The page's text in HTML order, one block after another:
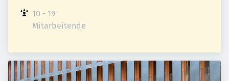
10 - 19
Mitarbeitende